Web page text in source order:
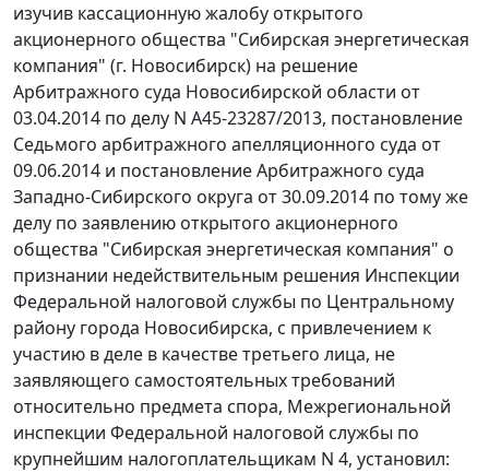
изучив кассационную жалобу открытого
акционерного общества "Сибирская энергетическая
компания" (г. Новосибирск) на решение
Арбитражного суда Новосибирской области от
03.04.2014 по делу N А45-23287/2013, постановление
Седьмого арбитражного апелляционного суда от
09.06.2014 и постановлениеАрбитражного суда
Западно-Сибирского округа от 30.09.2014 по тому же
делу по заявлению открытого акционерного
общества "Сибирская энергетическая компания" о
признании недействительным решения Инспекции
Федеральной налоговой службы по Центральному
району города Новосибирска, с привлечением к
участию в деле в качестве третьего лица, не
заявляющего самостоятельных требований
относительно предмета спора, Межрегиональной
инспекции Федеральной налоговой службы по
крупнейшим налогоплательщикам N 4, установил: